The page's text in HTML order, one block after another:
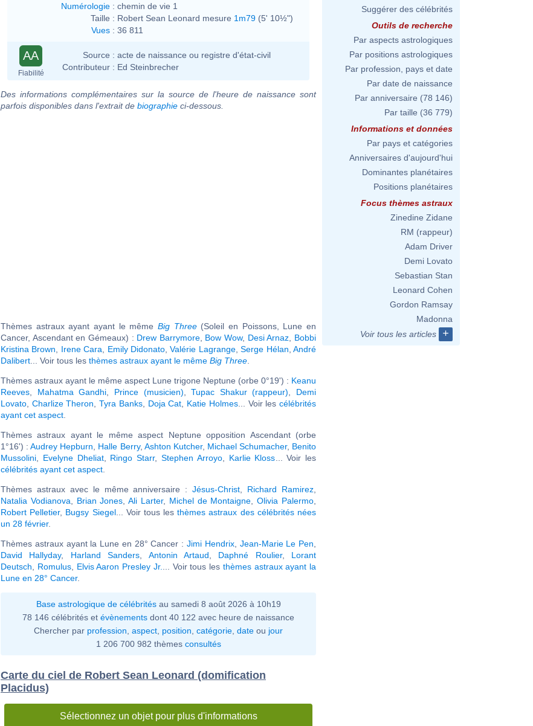
Numérologie : chemin de vie 1
Taille : Robert Sean Leonard mesure 1m79 (5' 10½")
Vues : 36 811
AA
Fiabilité
Source : acte de naissance ou registre d'état-civil
Contributeur : Ed Steinbrecher
Des informations complémentaires sur la source de l'heure de naissance sont
parfois disponibles dans l'extrait de biographie ci-dessous.
Thèmes astraux ayant ayant le même Big Three(Soleil en Poissons, Lune en
Cancer, Ascendant en Gémeaux) : Drew Barrymore, Bow Wow, Desi Arnaz
Bobbi
Kristina Brown
Irene Cara Emily Didonato ,Valérie Lagrange,Serge Hélan ,André
Dalibert ... Voir tous les thèmes astraux ayant le même Big Three
Thèmes astraux ayant le même aspect Lune trigone Neptune (orbe 0°19') : Keanu
Reeves
Mahatma Gandhi Prince (musicien) ,Tupac Shakur (rappeur)
Demi
Lovato Charlize Theron ,Tyra Banks, Doja Cat Katie Holmes... Voir lescélébrités
ayant cet aspect
Thèmes astraux ayant le même aspect Neptune opposition Ascendant (orbe
1°16') :Audrey Hepburn Halle Berry, Ashton Kutcher, Michael Schumacher, Benito
Mussolini
Evelyne Dheliat, Ringo Starr,Stephen Arroyo, Karlie Kloss ... Voir les
célébrités ayant cet aspect
Thèmes astraux avec le même anniversaire :Jésus-Christ Richard Ramirez
Natalia Vodianova
Brian Jones ,Ali Larter, Michel de Montaigne ,Olivia Palermo
Robert Pelletier, Bugsy Siegel... Voir tous lesthèmes astraux des célébrités nées
un 28 février.
Thèmes astraux ayant la Lune en 28° Cancer : Jimi Hendrix, Jean-Marie Le Pen
David Hallyday, Harland Sanders Antonin Artaud Daphné Roulier, Lorant
Deutsch
Romulus, Elvis Aaron Presley Jr. ... Voir tous les thèmes astraux ayant la
Lune en 28° Cancer.
Base astrologique de célébritésau samedi 8 août 2026 à 10h19
78 146 célébrités et évènements dont 40 122 avec heure de naissance
Chercher par profession aspect position catégorie date ou jour
1 206 700 982 thèmes consultés
Carte du ciel de Robert Sean Leonard (domification
Placidus)
Sélectionnez un objet pour plus d'informations
Suggérer des célébrités
Outils de recherche
Par aspects astrologiques
Par positions astrologiques
Par profession, pays et date
Par date de naissance
Par anniversaire (78 146)
Par taille (36 779)
Informations et données
Par pays et catégories
Anniversaires d'aujourd'hui
Dominantes planétaires
Positions planétaires
Focus thèmes astraux
Zinedine Zidane
RM (rappeur)
Adam Driver
Demi Lovato
Sebastian Stan
Leonard Cohen
Gordon Ramsay
Madonna
Voir tous les articles
+